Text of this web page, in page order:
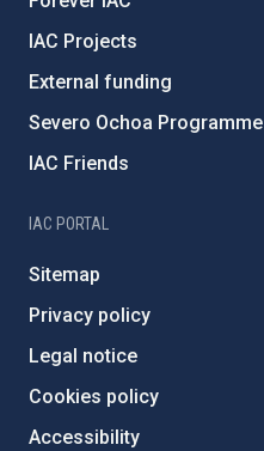
IAC Projects
External funding
Severo Ochoa Programme
IAC Friends
IAC PORTAL
Sitemap
Privacy policy
Legal notice
Cookies policy
Accessibility